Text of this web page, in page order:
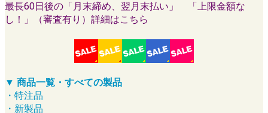
最長60日後の「月末締め、翌月末払い」 「上限金額な
し！」（審査有り）詳細はこちら
▼ 商品一覧・すべての製品
・特注品
・新製品